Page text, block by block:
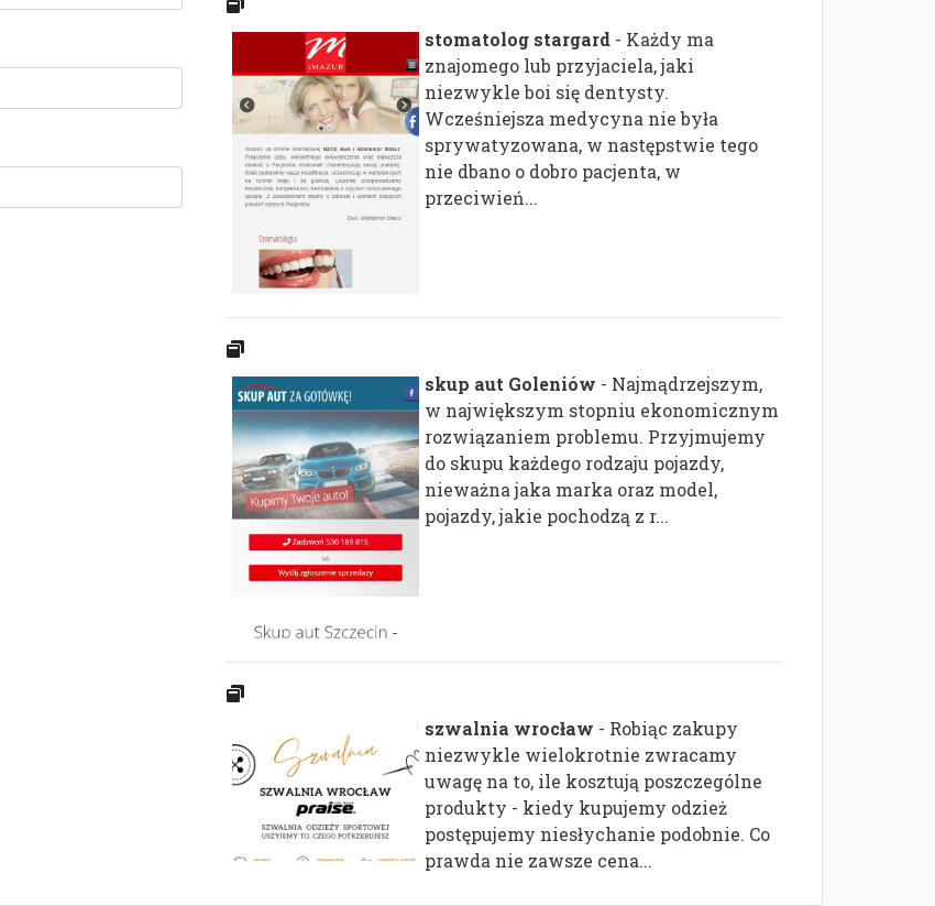
stomatolog stargard - Każdy ma
znajomego lub przyjaciela, jaki
niezwykle boi się dentysty.
Wcześniejsza medycyna nie była
sprywatyzowana, w następstwie tego
nie dbano o dobro pacjenta, w
przeciwień...
skup aut Goleniów - Najmądrzejszym,
w największym stopniu ekonomicznym
rozwiązaniem problemu. Przyjmujemy
do skupu każdego rodzaju pojazdy,
nieważna jaka marka oraz model,
pojazdy, jakie pochodzą z r...
szwalnia wrocław - Robiąc zakupy
niezwykle wielokrotnie zwracamy
uwagę na to, ile kosztują poszczególne
produkty - kiedy kupujemy odzież
postępujemy niesłychanie podobnie. Co
prawda nie zawsze cena...